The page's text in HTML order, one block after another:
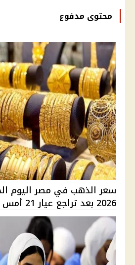
محتوى مدفوع
2026 بعد تراجع عيار 21 أمس